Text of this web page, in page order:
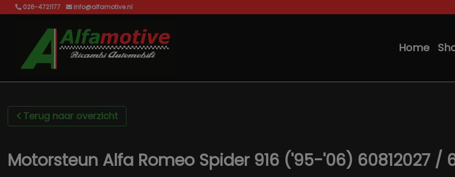
026-4721177 info@alfamotive.nl
Home
Terug naar overzicht
Motorsteun Alfa Romeo Spider 916 ('95-'06) 60812027 /